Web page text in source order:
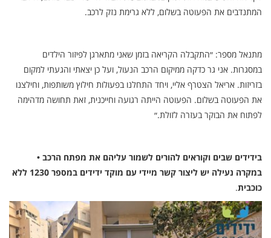
המתנדבים את הפעוטה בשלום, ללא גרימת נזק לרכב.
מתנאל מספר: ״התקבלה הקריאה בזמן שאני מתארגן לפיזור הילדים
במסגרות. אני גר כדקה ממיקום הרכב הנעול, ועל כן יצאתי והגעתי למקום
בזריזות. אריאל הצטרף אליי, ויחד התחלנו בפעולות חילוץ משותפות, וחילצנו
את הפעוטה בשלום. הפעוטה הייתה רגועה וחייכנית, זאת תחושה מדהימה
לפתוח את הבוקר בעזרה לזולת.״
בידידים שבים וקוראים להורים לשמור עליהם את מפתח הרכב •
במקרה נעילה יש ליצור קשר מיידי עם מוקד ידידים במספר 1230 ללא
כוכבית.